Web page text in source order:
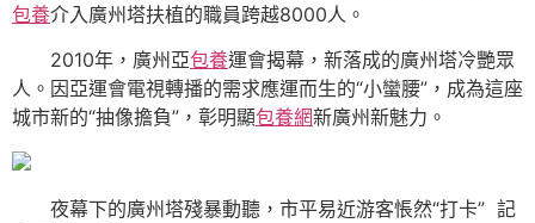
包養介入廣州塔扶植的職員跨越8000人。
2010年，廣州亞包養運會揭幕，新落成的廣州塔冷艷眾
人。因亞運會電視轉播的需求應運而生的“小蠻腰”，成為這座
城市新的“抽像擔負”，彰明顯包養網新廣州新魅力。
夜幕下的廣州塔殘暴動聽，市平易近游客悵然“打卡” 記